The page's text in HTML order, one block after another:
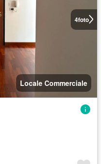
4foto
Locale Commerciale